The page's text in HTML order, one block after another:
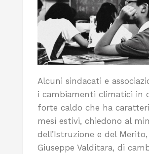
Alcuni sindacati e
i cambiamenti climatici in
forte caldo che ha
mesi estivi, chiedono al
dell’Istruzione e del Merito,
Giuseppe Valditara, di